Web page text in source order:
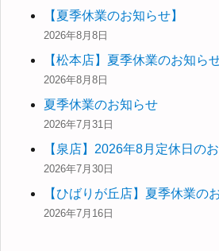
【夏季休業のお知らせ】
2026年8月8日
【松本店】夏季休業のお知ら
2026年8月8日
夏季休業のお知らせ
2026年7月31日
【泉店】2026年8月定休日の
2026年7月30日
【ひばりが丘店】夏季休業の
2026年7月16日